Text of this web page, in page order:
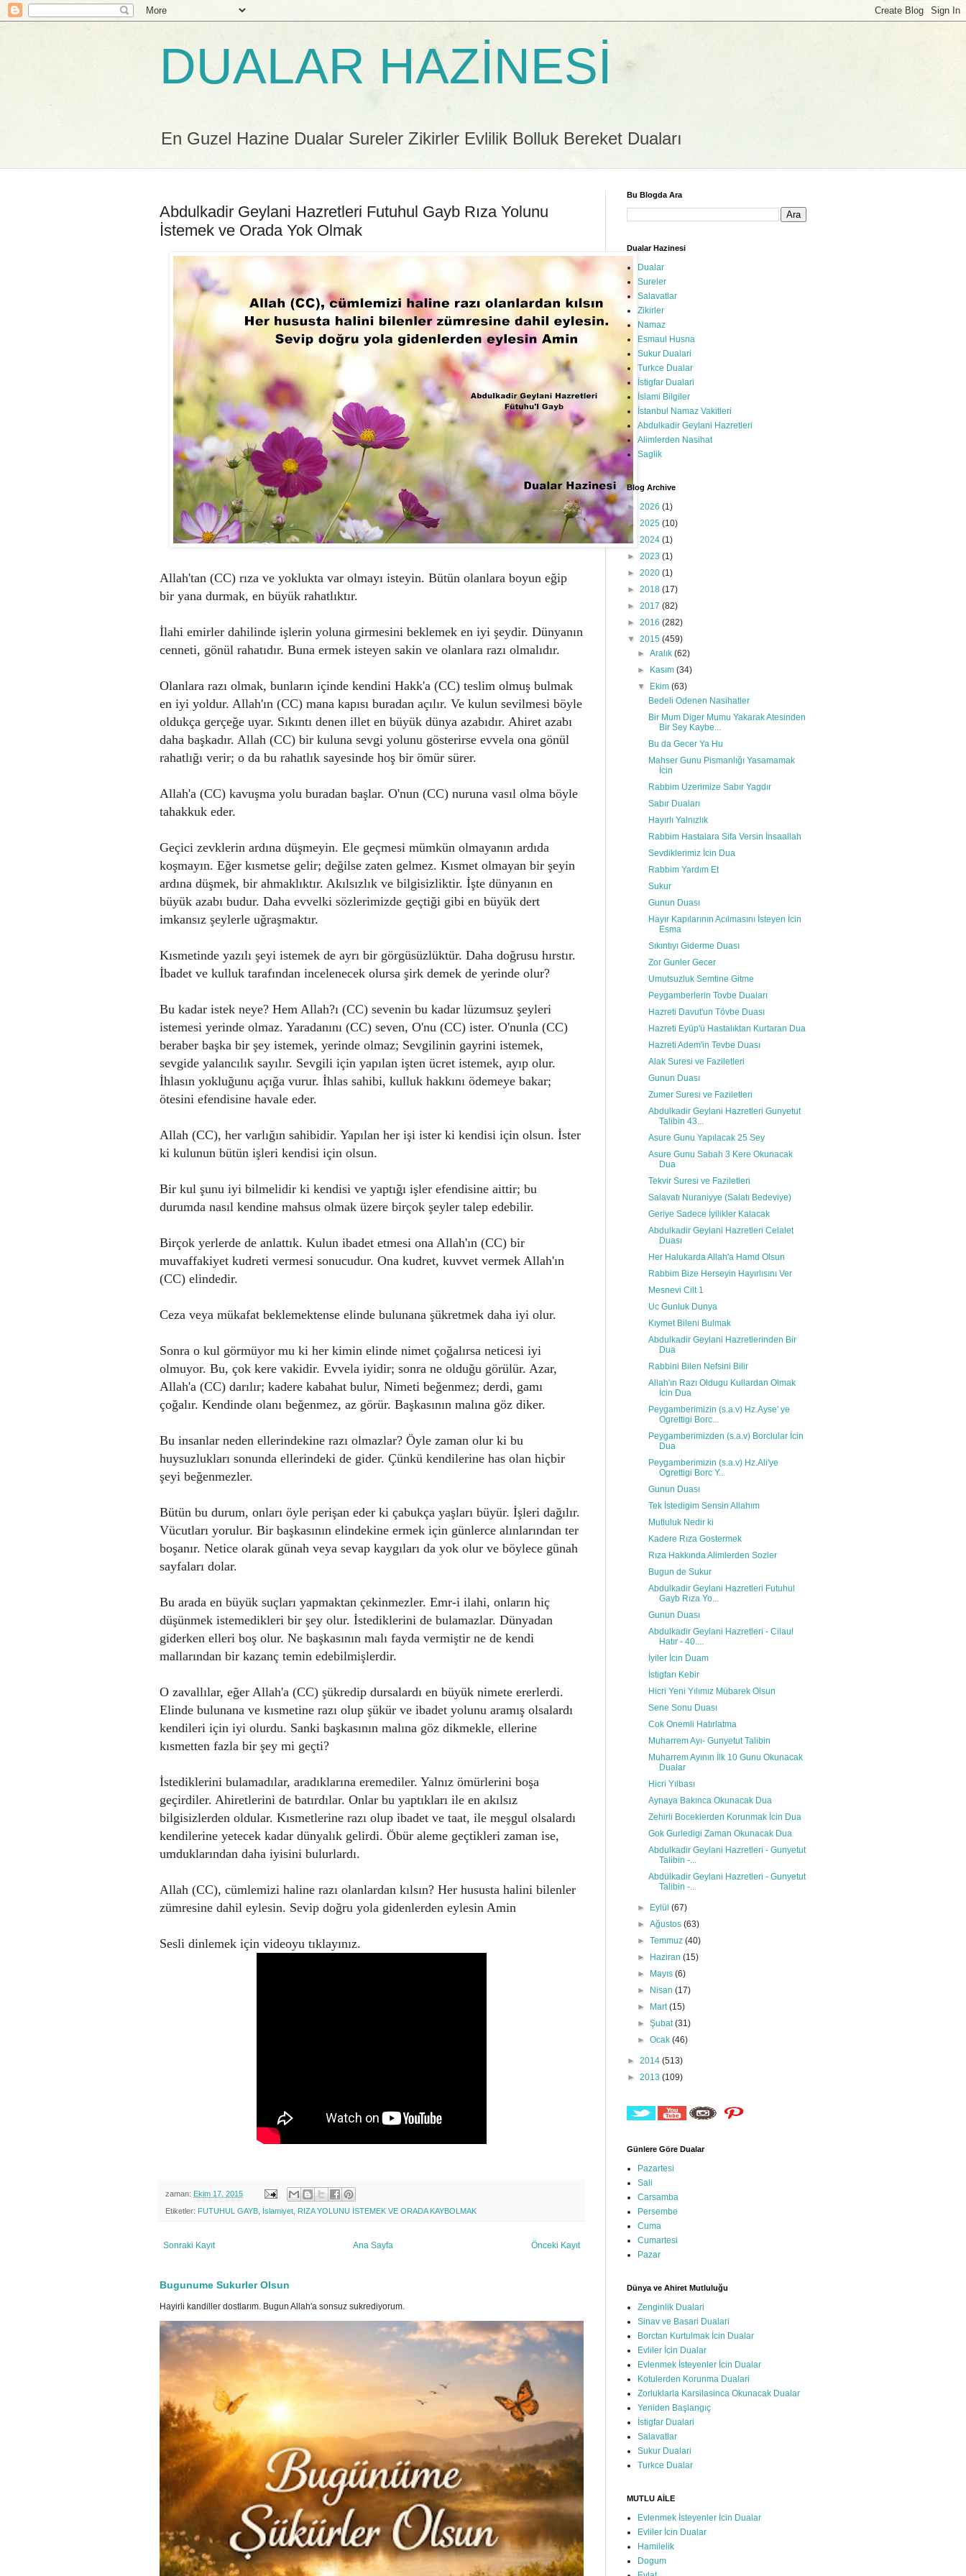
DUALAR HAZİNESİ
En Guzel Hazine Dualar Sureler Zikirler Evlilik Bolluk Bereket Duaları
Abdulkadir Geylani Hazretleri Futuhul Gayb Rıza Yolunu
İstemek ve Orada Yok Olmak
Allah'tan (CC) rıza ve yoklukta var olmayı isteyin. Bütün olanlara boyun eğip
bir yana durmak, en büyük rahatlıktır.
İlahi emirler dahilinde işlerin yoluna girmesini beklemek en iyi şeydir. Dünyanın
cenneti, gönül rahatıdır. Buna ermek isteyen sakin ve olanlara razı olmalıdır.
Olanlara razı olmak, bunların içinde kendini Hakk'a (CC) teslim olmuş bulmak
en iyi yoldur. Allah'ın (CC) mana kapısı buradan açılır. Ve kulun sevilmesi böyle
oldukça gerçeğe uyar. Sıkıntı denen illet en büyük dünya azabıdır. Ahiret azabı
daha başkadır. Allah (CC) bir kuluna sevgi yolunu gösterirse evvela ona gönül
rahatlığı verir; o da bu rahatlık sayesinde hoş bir ömür sürer.
Allah'a (CC) kavuşma yolu buradan başlar. O'nun (CC) nuruna vasıl olma böyle
tahakkuk eder.
Geçici zevklerin ardına düşmeyin. Ele geçmesi mümkün olmayanın ardıda
koşmayın. Eğer kısmetse gelir; değilse zaten gelmez. Kısmet olmayan bir şeyin
ardına düşmek, bir ahmaklıktır. Akılsızlık ve bilgisizliktir. İşte dünyanın en
büyük azabı budur. Daha evvelki sözlerimizde geçtiği gibi en büyük dert
imkansız şeylerle uğraşmaktır.
Kısmetinde yazılı şeyi istemek de ayrı bir görgüsüzlüktür. Daha doğrusu hırstır.
İbadet ve kulluk tarafından incelenecek olursa şirk demek de yerinde olur?
Bu kadar istek neye? Hem Allah?ı (CC) sevenin bu kadar lüzumsuz şeyleri
istemesi yerinde olmaz. Yaradanını (CC) seven, O'nu (CC) ister. O'nunla (CC)
beraber başka bir şey istemek, yerinde olmaz; Sevgilinin gayrini istemek,
sevgide yalancılık sayılır. Sevgili için yapılan işten ücret istemek, ayıp olur.
İhlasın yokluğunu açığa vurur. İhlas sahibi, kulluk hakkını ödemeye bakar;
ötesini efendisine havale eder.
Allah (CC), her varlığın sahibidir. Yapılan her işi ister ki kendisi için olsun. İster
ki kulunun bütün işleri kendisi için olsun.
Bir kul şunu iyi bilmelidir ki kendisi ve yaptığı işler efendisine aittir; bu
durumda nasıl kendine mahsus olmak üzere birçok şeyler talep edebilir.
Birçok yerlerde de anlattık. Kulun ibadet etmesi ona Allah'ın (CC) bir
muvaffakiyet kudreti vermesi sonucudur. Ona kudret, kuvvet vermek Allah'ın
(CC) elindedir.
Ceza veya mükafat beklemektense elinde bulunana şükretmek daha iyi olur.
Sonra o kul görmüyor mu ki her kimin elinde nimet çoğalırsa neticesi iyi
olmuyor. Bu, çok kere vakidir. Evvela iyidir; sonra ne olduğu görülür. Azar,
Allah'a (CC) darılır; kadere kabahat bulur, Nimeti beğenmez; derdi, gamı
çoğalır. Kendinde olanı beğenmez, az görür. Başkasının malına göz diker.
Bu insanlar neden ellerindekine razı olmazlar? Öyle zaman olur ki bu
huysuzlukları sonunda ellerindeki de gider. Çünkü kendilerine has olan hiçbir
şeyi beğenmezler.
Bütün bu durum, onları öyle perişan eder ki çabukça yaşları büyür. İşleri dağılır.
Vücutları yorulur. Bir başkasının elindekine ermek için günlerce alınlarından ter
boşanır. Netice olarak günah veya sevap kaygıları da yok olur ve böylece günah
sayfaları dolar.
Bu arada en büyük suçları yapmaktan çekinmezler. Emr-i ilahi, onların hiç
düşünmek istemedikleri bir şey olur. İstediklerini de bulamazlar. Dünyadan
giderken elleri boş olur. Ne başkasının malı fayda vermiştir ne de kendi
mallarından bir kazanç temin edebilmişlerdir.
O zavallılar, eğer Allah'a (CC) şükredip dursalardı en büyük nimete ererlerdi.
Elinde bulunana ve kısmetine razı olup şükür ve ibadet yolunu aramış olsalardı
kendileri için iyi olurdu. Sanki başkasının malına göz dikmekle, ellerine
kısmetten fazla bir şey mi geçti?
İstediklerini bulamadılar, aradıklarına eremediler. Yalnız ömürlerini boşa
geçirdiler. Ahiretlerini de batırdılar. Onlar bu yaptıkları ile en akılsız
bilgisizlerden oldular. Kısmetlerine razı olup ibadet ve taat, ile meşgul olsalardı
kendilerine yetecek kadar dünyalık gelirdi. Öbür aleme geçtikleri zaman ise,
umduklarından daha iyisini bulurlardı.
Allah (CC), cümlemizi haline razı olanlardan kılsın? Her hususta halini bilenler
zümresine dahil eylesin. Sevip doğru yola gidenlerden eylesin Amin
Sesli dinlemek için videoyu tıklayınız.
zaman: Ekim 17, 2015
Etiketler: FUTUHUL GAYB İslamiyet RIZA YOLUNU İSTEMEK VE ORADA KAYBOLMAK
Sonraki Kayıt Önceki Kayıt
Ana Sayfa
Bugunume Sukurler Olsun
Hayirli kandiller dostlarım. Bugun Allah'a sonsuz sukrediyorum.
Bu Blogda Ara
Dualar Hazinesi
Dualar
Sureler
Salavatlar
Zikirler
Namaz
Esmaul Husna
Sukur Dualari
Turkce Dualar
İstigfar Dualari
İslami Bilgiler
İstanbul Namaz Vakitleri
Abdulkadir Geylani Hazretleri
Alimlerden Nasihat
Saglik
Blog Archive
► 2026 (1)
► 2025 (10)
► 2024 (1)
► 2023 (1)
► 2020 (1)
► 2018 (17)
► 2017 (82)
► 2016 (282)
▼ 2015 (459)
►Aralık(62)
►
Kasım(34)
▼
Ekim(63)
Bedeli Odenen Nasihatler
Bir Mum Diger Mumu Yakarak Atesinden
Bir Sey Kaybe...
Bu da Gecer Ya Hu
Mahser Gunu Pismanlığı Yasamamak
İcin
Rabbim Uzerimize Sabır Yagdır
Sabır Duaları
Hayırlı Yalnızlık
Rabbim Hastalara Sifa Versin İnsaallah
Sevdiklerimiz İcin Dua
Rabbim Yardım Et
Sukur
Gunun Duası
Hayır Kapılarının Acılmasını İsteyen İcin
Esma
Sıkıntıyı Giderme Duası
Zor Gunler Gecer
Umutsuzluk Semtine Gitme
Peygamberlerin Tovbe Duaları
Hazreti Davut'un Tövbe Duası
Hazreti Eyüp'ü Hastalıktan Kurtaran Dua
Hazreti Adem'in Tevbe Duası
Alak Suresi ve Faziletleri
Gunun Duası
Zumer Suresi ve Faziletleri
Abdulkadir Geylani Hazretleri Gunyetut
Talibin 43...
Asure Gunu Yapılacak 25 Sey
Asure Gunu Sabah 3 Kere Okunacak
Dua
Tekvir Suresi ve Faziletleri
Salavatı Nuraniyye (Salatı Bedeviye)
Geriye Sadece İyilikler Kalacak
Abdulkadir Geylani Hazretleri Celalet
Duası
Her Halukarda Allah'a Hamd Olsun
Rabbim Bize Herseyin Hayırlısını Ver
Mesnevi Cilt 1
Uc Gunluk Dunya
Kıymet Bileni Bulmak
Abdulkadir Geylani Hazretlerinden Bir
Dua
Rabbini Bilen Nefsini Bilir
Allah'ın Razı Oldugu Kullardan Olmak
İcin Dua
Peygamberimizin (s.a.v) Hz.Ayse' ye
Ogrettigi Borc...
Peygamberimizden (s.a.v) Borclular İcin
Dua
Peygamberimizin (s.a.v) Hz.Ali'ye
Ogrettigi Borc Y...
Gunun Duası
Tek İstedigim Sensin Allahım
Mutluluk Nedir ki
Kadere Rıza Gostermek
Rıza Hakkında Alimlerden Sozler
Bugun de Sukur
Abdulkadir Geylani Hazretleri Futuhul
Gayb Rıza Yo...
Gunun Duası
Abdulkadir Geylani Hazretleri - Cilaul
Hatır - 40....
İyiler İcin Duam
İstigfarı Kebir
Hicri Yeni Yılımız Mübarek Olsun
Sene Sonu Duası
Cok Onemli Hatırlatma
Muharrem Ayı- Gunyetut Talibin
Muharrem Ayının İlk 10 Gunu Okunacak
Dualar
Hicri Yılbası
Aynaya Bakınca Okunacak Dua
Zehirli Boceklerden Korunmak İcin Dua
Gok Gurledigi Zaman Okunacak Dua
Abdulkadir Geylani Hazretleri - Gunyetut
Talibin -...
Abdülkadir Geylani Hazretleri - Gunyetut
Talibin -...
► Eylül(67)
►Ağustos(63)
►Temmuz(40)
►
Haziran(15)
►
Mayıs(6)
►
Nisan(17)
►
Mart(15)
►Şubat(31)
►Ocak(46)
► 2014 (513)
► 2013 (109)
Günlere Göre Dualar
Pazartesi
Sali
Carsamba
Persembe
Cuma
Cumartesi
Pazar
Dünya ve Ahiret Mutluluğu
Zenginlik Dualari
Sinav ve Basari Dualari
Borctan Kurtulmak İcin Dualar
Evliler İcin Dualar
Evlenmek İsteyenler İcin Dualar
Kotulerden Korunma Dualari
Zorluklarla Karsilasinca Okunacak Dualar
Yeniden Başlangıç
İstigfar Dualari
Salavatlar
Sukur Dualari
Turkce Dualar
MUTLU AİLE
Evlenmek İsteyenler İcin Dualar
Evliler İcin Dualar
Hamilelik
Dogum